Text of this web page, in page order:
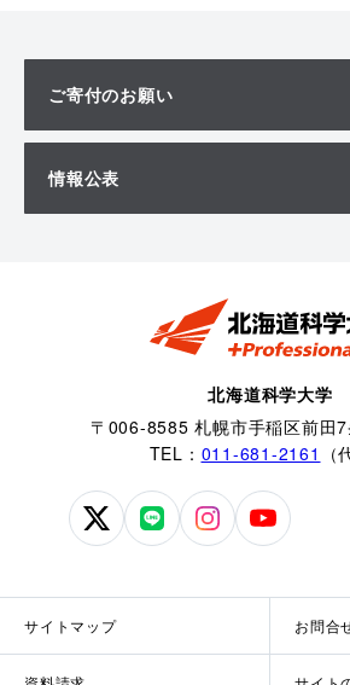
ご寄付のお願い
情報公表
北海道科学大学
〒006-8585 札幌市手稲区前田
TEL： 011-681-2161 （
北
科
北
北
北
サイトマップ お問合